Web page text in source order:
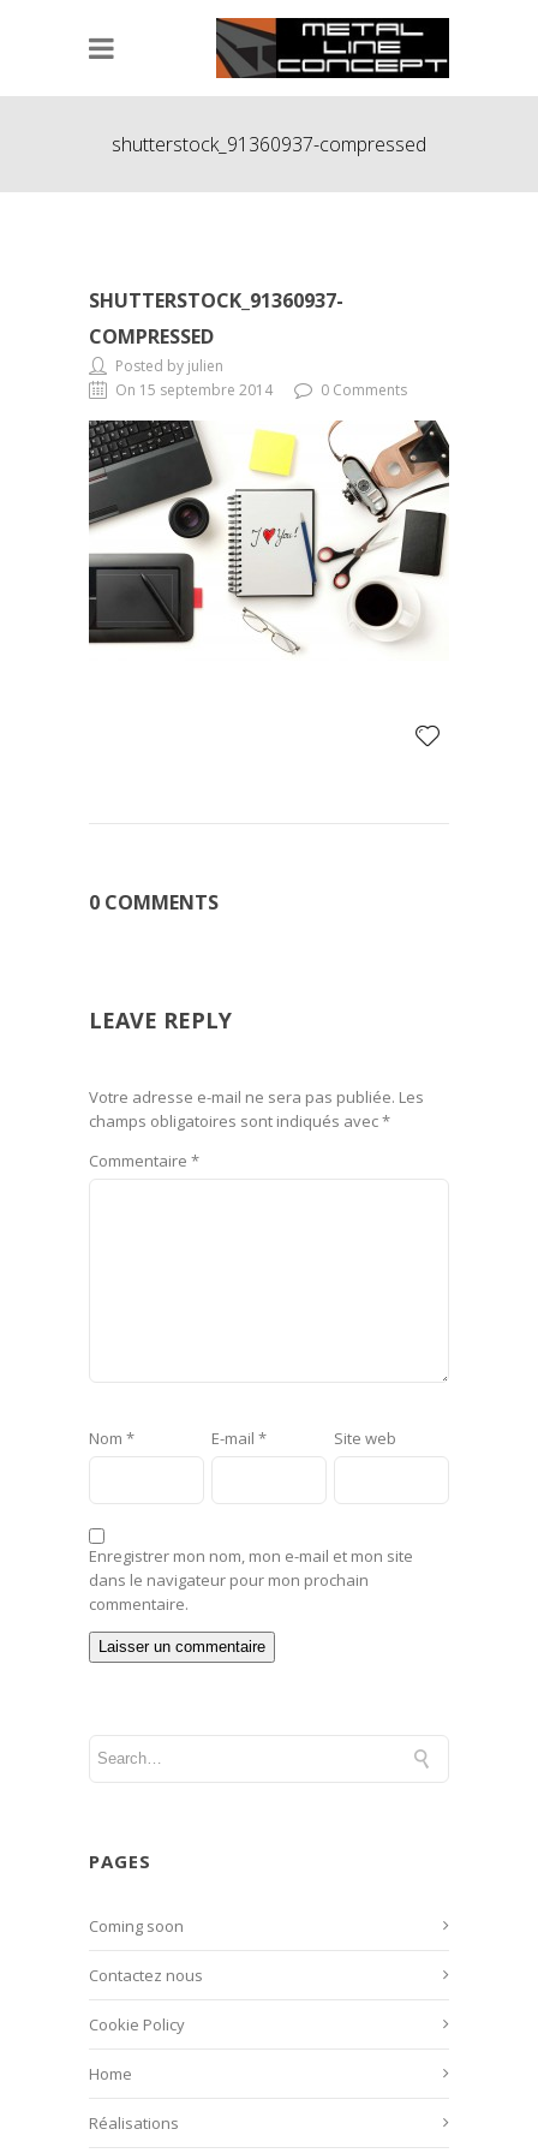
shutterstock_91360937-compressed
SHUTTERSTOCK_91360937-
COMPRESSED
Posted by julien
On 15 septembre 2014
0 Comments
0 COMMENTS
LEAVE REPLY
Votre adresse e-mail ne sera pas publiée. Les
champs obligatoires sont indiqués avec*
Commentaire *
Nom * E-mail * Site web
Enregistrer mon nom, mon e-mail et mon site
dans le navigateur pour mon prochain
commentaire.
PAGES
Coming soon
Contactez nous
Cookie Policy
Home
Réalisations